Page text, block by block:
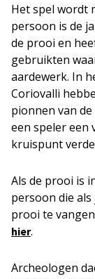
Het spel wordt
persoon is de
de prooi en
gebruikten
aardewerk. In
Coriovalli
pionnen van
een speler een
kruispunt
Als de prooi is
persoon die
prooi te
hier.
Archeologen